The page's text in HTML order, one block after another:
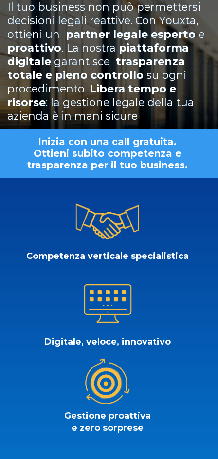
Il tuo business non può permettersi
decisioni legali reattive. Con Youxta,
ottieni un partner legale espertoe
proattivo. La nostra piattaforma
digitale garantisce trasparenza
totale e pieno controllo su ogni
procedimento. Libera tempo e
risorse: la gestione legale della tua
azienda è in mani sicure
Inizia con una call gratuita.
Ottieni subito competenza e
trasparenza per il tuo business.
Competenza verticale specialistica
Digitale, veloce, innovativo
Gestione proattiva
e zero sorprese